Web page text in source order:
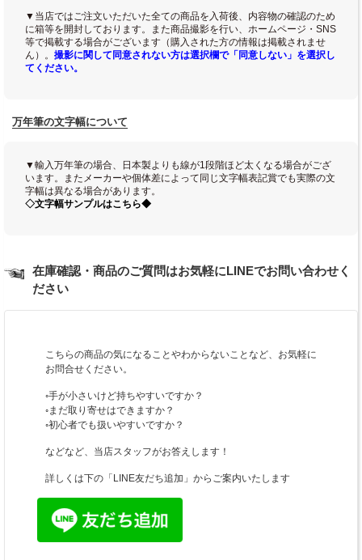
▼当店ではご注文いただいた全ての商品を入荷後、内容物の確認のため
に箱等を開封しております。また商品撮影を行い、ホームページ・SNS
等で掲載する場合がございます（購入された方の情報は掲載されませ
ん）。 撮影に関して同意されない方は選択欄で「同意しない」を選択し
てください。
万年筆の文字幅について
▼輸入万年筆の場合、日本製よりも線が1段階ほど太くなる場合がござ
います。またメーカーや個体差によって同じ文字幅表記賞でも実際の文
字幅は異なる場合があります。
◇文字幅サンプルはこちら◆
在庫確認・商品のご質問はお気軽にLINEでお問い合わせく
ださい
こちらの商品の気になることやわからないことなど、お気軽に
お問合せください。
◦手が小さいけど持ちやすいですか？
◦まだ取り寄せはできますか？
◦初心者でも扱いやすいですか？
などなど、当店スタッフがお答えします！
詳しくは下の「LINE友だち追加」からご案内いたします